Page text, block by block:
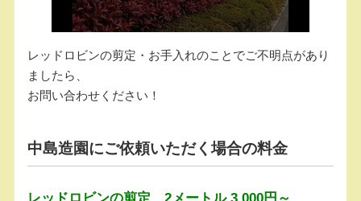
レッドロビンの剪定・お手入れのことでご不明点があり
ましたら、
お問い合わせください！
中島造園にご依頼いただく場合の料金